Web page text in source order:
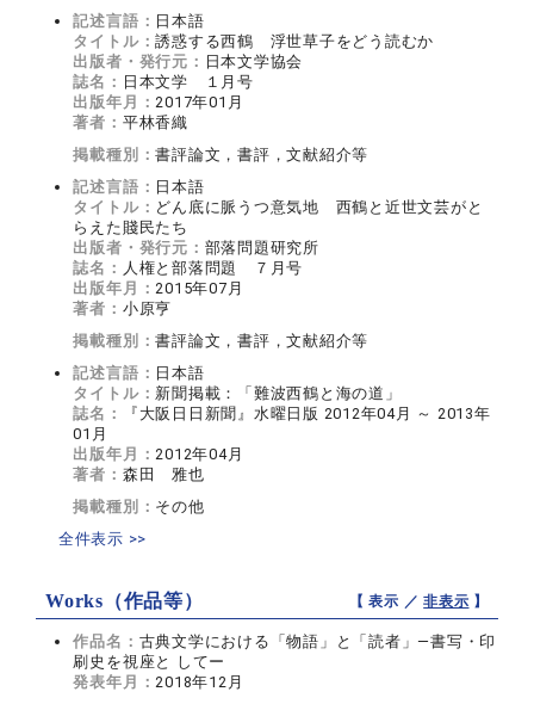
記述言語： 日本語
タイトル：誘惑する西鶴 浮世草子をどう読むか
出版者・発行元： 日本文学協会
誌名： 日本文学 １月号
出版年月：2017年01月
著者： 平林香織
掲載種別：書評論文，書評，文献紹介等
記述言語： 日本語
タイトル： どん底に脈うつ意気地 西鶴と近世文芸がと
らえた賤民たち
出版者・発行元： 部落問題研究所
誌名： 人権と部落問題 ７月号
出版年月：2015年07月
著者： 小原亨
掲載種別：書評論文，書評，文献紹介等
記述言語： 日本語
タイトル： 新聞掲載：「難波西鶴と海の道」
誌名：
『大阪日日新聞』水曜日版 2012年04月 ～ 2013年
01月
出版年月：2012年04月
著者： 森田 雅也
掲載種別： その他
全件表示 >>
Works（作品等） 【 表示 ／非表示 】
作品名： 古典文学における「物語」と「読者」―書写・印
刷史を視座と してー
発表年月：2018年12月